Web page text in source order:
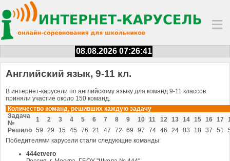
08.08.2026 07:26:42
Английский язык, 9-11 кл.
В интернет-карусели по английскому языку для команд 9-11 классов
приняли участие около 150 команд.
Количество команд, решивших каждую задачу
Задача
№
1 2 3 4 5 6 7 8 9 10 11 12 13 14 15 16 17
Решило 59 29 15 45 76 21 47 72 69 97 74 46 24 83 18 37 51
Победителями карусели стали следующие команды:
444etvero